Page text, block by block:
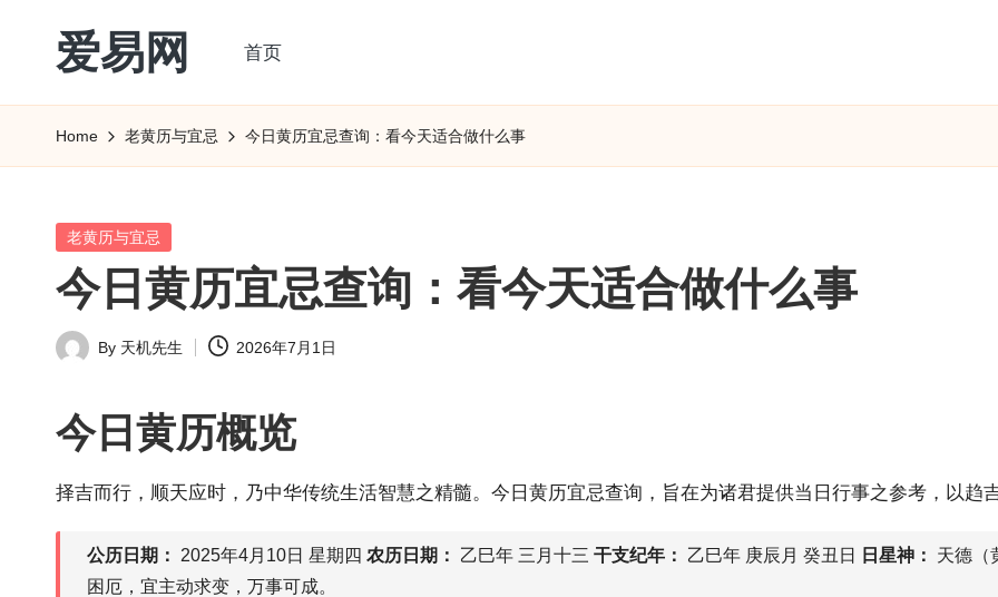
爱易网
历
阳
转
农
历
历
询
_2ebc.com
首页
Home 老黄历与宜忌 今日黄历宜忌查询：看今天适合做什么事
Posted
老黄历与宜忌
今日黄历宜忌查询：看今天适合做什么事
Posted
By 天机先生 2026年7月1日
今日 黄历概览
择吉而行，顺天应时，乃中华传统生活智慧之精髓。 今日黄历宜忌查询，旨在为诸君提供当日行事之参考，以趋
公历日期： 2025年4月10日 星期四 农历日期： 乙巳年 三月十三 干支纪年： 乙巳年 庚辰月 癸丑日 日星神：
天德（
困厄，宜主动求变，万事可成。